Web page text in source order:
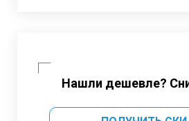
Нашли дешевле?